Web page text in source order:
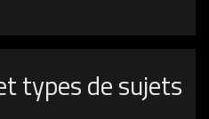
types de sujets